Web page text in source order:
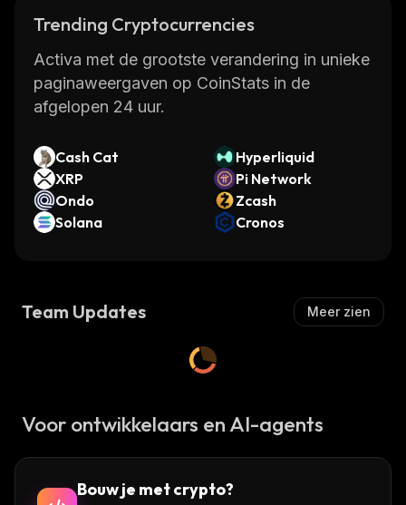
Trending Cryptocurrencies
Activa met de grootste verandering in unieke
paginaweergaven op CoinStats in de
afgelopen 24 uur.
Cash Cat
Hyperliquid
XRP
Pi Network
Ondo
Zcash
Solana
Cronos
Team Updates Meer zien
Voor ontwikkelaars en AI-agents
Bouw je met crypto?